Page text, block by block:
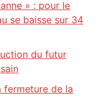
» : pour le
se baisse sur 34
du futur
fermeture de la